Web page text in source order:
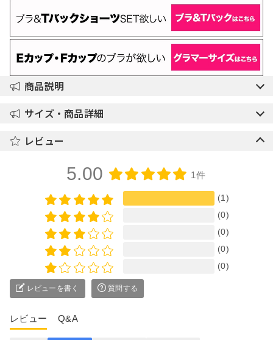
商品説明
サイズ・商品詳細
レビュー
5.00 1件
(1)
(0)
(0)
(0)
(0)
レビューを書く 質問する
レビュー Q&A